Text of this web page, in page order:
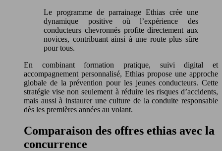
Le programme de parrainage Ethias crée une
dynamique positive où l’expérience des
conducteurs chevronnés profite directement aux
novices, contribuant ainsi à une route plus sûre
pour tous.
En combinant formation pratique, suivi digital et
accompagnement personnalisé, Ethias propose une approche
globale de la prévention pour les jeunes conducteurs. Cette
stratégie vise non seulement à réduire les risques d’accidents,
mais aussi à instaurer une culture de la conduite responsable
dès les premières années au volant.
Comparaison des offres ethias avec la
concurrence